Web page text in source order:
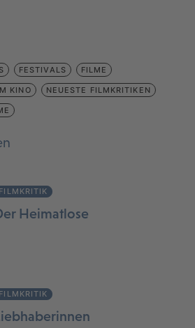
FESTIVALS FILME
KINO NEUESTE FILMKRITIKEN
FILMKRITIK
Heimatlose
FILMKRITIK